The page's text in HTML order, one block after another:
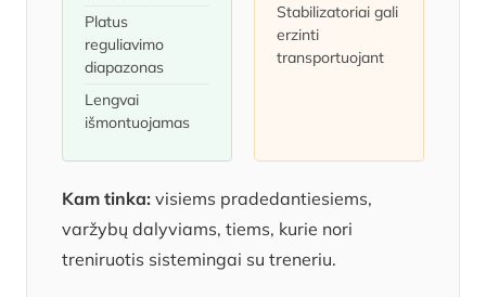
Platus
reguliavimo
diapazonas
Lengvai
išmontuojamas
Stabilizatoriai gali
erzinti
transportuojant
Kam tinka: visiems pradedantiesiems,
varžybų dalyviams, tiems, kurie nori
treniruotis sistemingai su treneriu.